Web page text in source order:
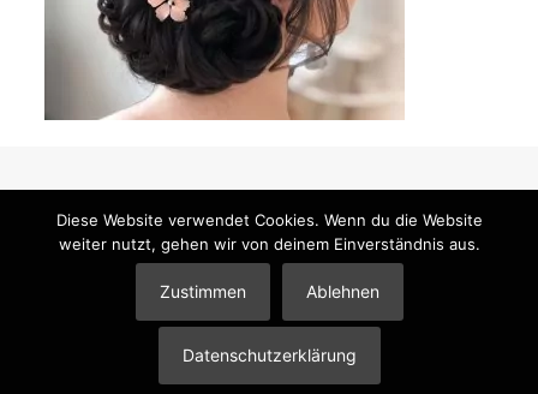
© 2026 Mandy Klimt Brautstyling & Make-Up |Impressum
Datenschutzerklärung|Partner
Diese Website verwendet Cookies. Wenn du die Website
weiter nutzt, gehen wir von deinem Einverständnis aus.
Zustimmen Ablehnen
Datenschutzerklärung